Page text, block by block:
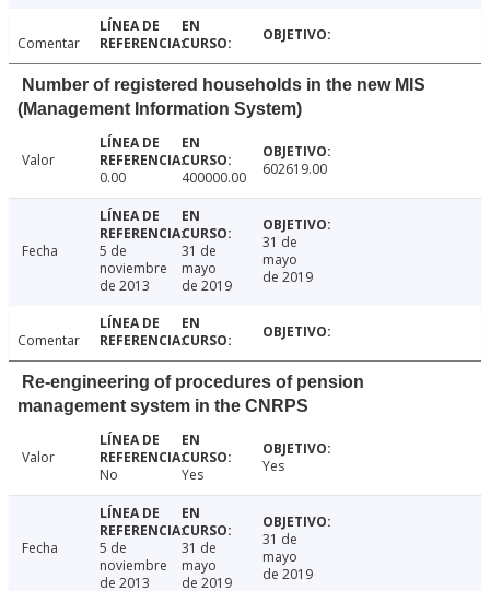
Comentar
Number of registered households in the new MIS
(Management Information System)
Valor
0.00
400000.00 602619.00
Fecha
5 de
noviembre
de 2013
31 de
mayo
de 2019
31 de
mayo
de 2019
Comentar
Re-engineering of procedures of pension
management system in the CNRPS
Valor
No
Yes Yes
Fecha
5 de
noviembre
de 2013
31 de
mayo
de 2019
31 de
mayo
de 2019